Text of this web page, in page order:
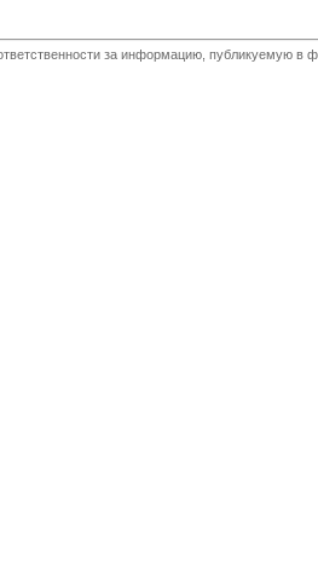
за информацию, публикуемую